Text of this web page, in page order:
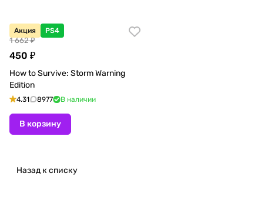
Акция PS4
1 662 ₽
450 ₽
How to Survive: Storm Warning
Edition
4.31 8977 В наличии
В корзину
Назад к списку